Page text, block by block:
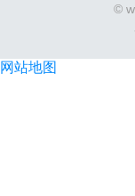
©
网站地图